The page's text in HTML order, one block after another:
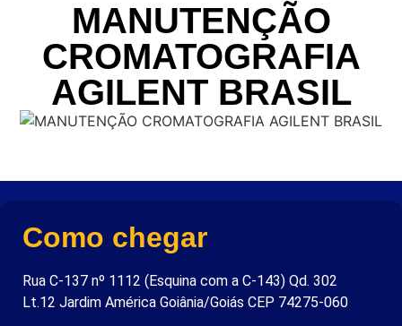
MANUTENÇÃO
CROMATOGRAFIA
AGILENT BRASIL
Como chegar
Rua C-137 nº 1112 (Esquina com a C-143) Qd. 302
Lt.12 Jardim América Goiânia/Goiás CEP 74275-060